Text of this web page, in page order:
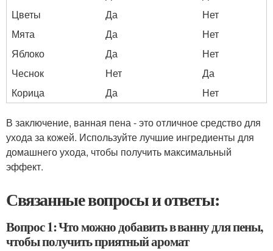
Цветы
Да
Нет
Мята
Да
Нет
Яблоко
Да
Нет
Чеснок
Нет
Да
Корица
Да Нет
В заключение, ванная пена - это отличное средство для
ухода за кожей. Используйте лучшие ингредиенты для
домашнего ухода, чтобы получить максимальный
эффект.
Связанные вопросы и ответы:
Вопрос 1: Что можно добавить в ванну для пены,
чтобы получить приятный аромат